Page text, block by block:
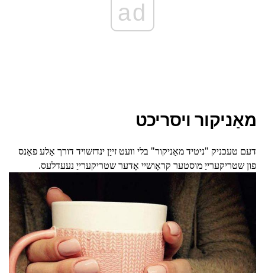
ad
מאַניקור ויסריכט
דעם טעכניק "ניטיד מאַניקור" בלי וועט זייַן ינדזשויד דורך אַלע פאַנס
פון שטריקערייַ מוסטער קראָושיי אָדער שטריקערייַ נעעדלעס.